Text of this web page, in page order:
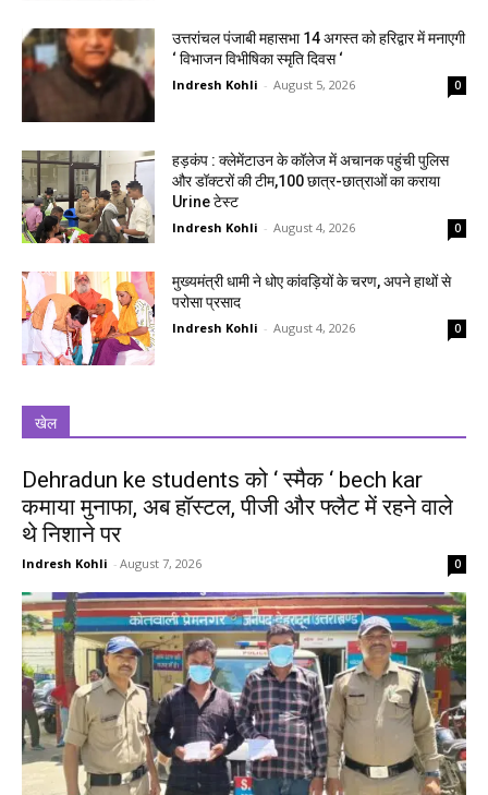
उत्तरांचल पंजाबी महासभा 14 अगस्त को हरिद्वार में मनाएगी
‘ विभाजन विभीषिका स्मृति दिवस ‘
Indresh Kohli - August 5, 2026 0
हड़कंप : क्लेमेंटाउन के कॉलेज में अचानक पहुंची पुलिस
और डॉक्टरों की टीम,100 छात्र-छात्राओं का कराया
Urine टेस्ट
Indresh Kohli - August 4, 2026 0
मुख्यमंत्री धामी ने धोए कांवड़ियों के चरण, अपने हाथों से
परोसा प्रसाद
Indresh Kohli - August 4, 2026 0
खेल
Dehradun ke students को ‘ स्मैक ‘ bech kar
कमाया मुनाफा, अब हॉस्टल, पीजी और फ्लैट में रहने वाले
थे निशाने पर
Indresh Kohli - August 7, 2026 0